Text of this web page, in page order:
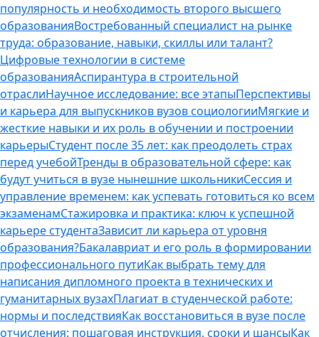
популярность и необходимость второго высшего
образованияВостребованный специалист на рынке
труда: образование, навыки, скиллы или талант?
Цифровые технологии в системе
образованияАспирантура в строительной
отраслиНаучное исследование: все этапыПерспективы
и карьера для выпускников вузов социологииМягкие и
жесткие навыки и их роль в обучении и построении
карьерыСтудент после 35 лет: как преодолеть страх
перед учебойТренды в образовательной сфере: как
будут учиться в вузе нынешние школьникиСессия и
управление временем: как успевать готовиться ко всем
экзаменамСтажировка и практика: ключ к успешной
карьере студентаЗависит ли карьера от уровня
образования?Бакалавриат и его роль в формировании
профессионального путиКак выбрать тему для
написания дипломного проекта в технических и
гуманитарных вузахПлагиат в студенческой работе:
нормы и последствияКак восстановиться в вузе после
отчисления: пошаговая инструкция, сроки и шансыКак